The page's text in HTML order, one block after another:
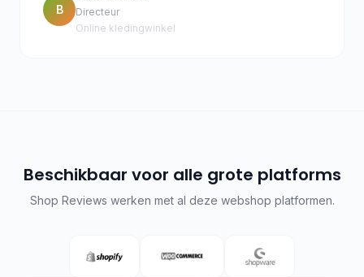
B
Directeur
Online kledingwinkel
Beschikbaar voor alle grote platforms
Shop Reviews werken met al deze webshop platformen.